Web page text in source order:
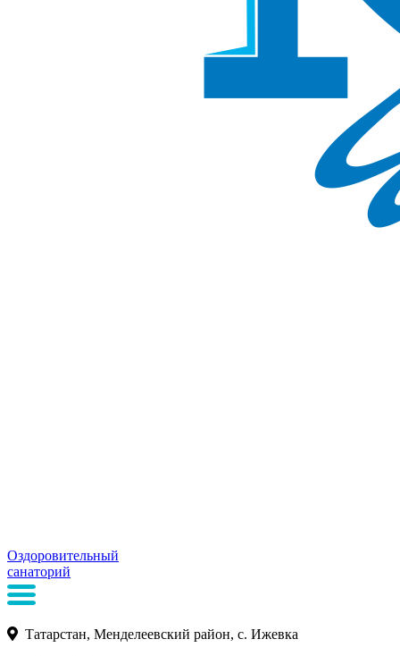
Оздоровительный
санаторий
Татарстан, Менделеевский район, с. Ижевка